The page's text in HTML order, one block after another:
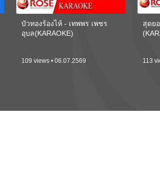
บัวทองร้องไห้ - เทพพร เพชร
อุบล(KARAOKE)
109 views • 06.07.2569
สุดย
113